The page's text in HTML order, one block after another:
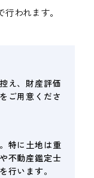
われます。
え、財産評価
ご用意くださ
特に土地は重
不動産鑑定士
行います。